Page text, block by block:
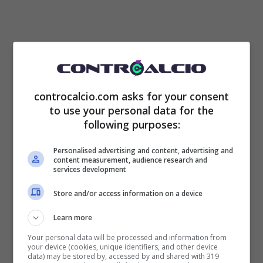
sarebbe pronta ad anticipare la concorrenza
per un innesto necessario. L’obiettivo è
rimodulare la difesa, e la missione
comprende anche una cambio della guardia
in porta.
Rui Patricioin questa stagione è stato più
volte decisivo, ma l’età del portiere spinge la
controcalcio.com asks for your consent
to use your personal data for the
following purposes:
Personalised advertising and content, advertising and
content measurement, audience research and
services development
Store and/or access information on a device
Learn more
Your personal data will be processed and information from
your device (cookies, unique identifiers, and other device
data) may be stored by, accessed by and shared with 319